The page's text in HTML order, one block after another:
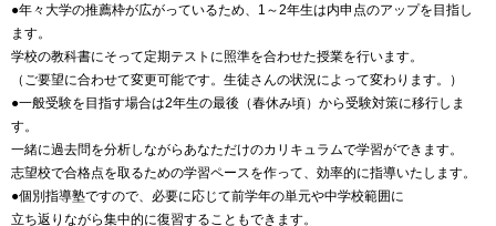
●年々大学の推薦枠が広がっているため、1～2年生は内申点のアップを目指し
ます。
学校の教科書にそって定期テストに照準を合わせた授業を行います。
（ご要望に合わせて変更可能です。生徒さんの状況によって変わります。）
●一般受験を目指す場合は2年生の最後（春休み頃）から受験対策に移行しま
す。
一緒に過去問を分析しながらあなただけのカリキュラムで学習ができます。
志望校で合格点を取るための学習ペースを作って、効率的に指導いたします。
●個別指導塾ですので、必要に応じて前学年の単元や中学校範囲に
立ち返りながら集中的に復習することもできます。